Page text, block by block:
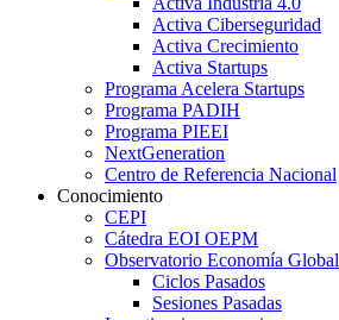
Activa Ciberseguridad
Activa Crecimiento
Activa Startups
Programa Acelera Startups
Programa PADIH
Programa PIEEI
NextGeneration
Centro de Referencia Nacional
Conocimiento
CEPI
Cátedra EOI OEPM
Observatorio Economía Global
Ciclos Pasados
Sesiones Pasadas